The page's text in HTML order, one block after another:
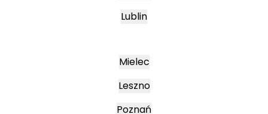
Lublin
Mielec
Leszno
Poznań